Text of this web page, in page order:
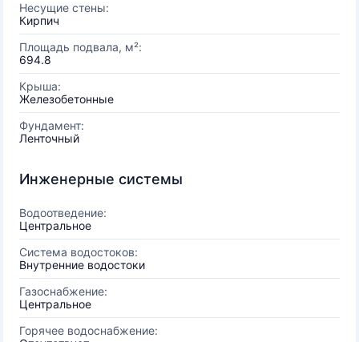
Несущие стены:
Кирпич
Площадь подвала, м²:
694.8
Крыша:
Железобетонные
Фундамент:
Ленточный
Инженерные системы
Водоотведение:
Центральное
Система водостоков:
Внутренние водостоки
Газоснабжение:
Центральное
Горячее водоснабжение: